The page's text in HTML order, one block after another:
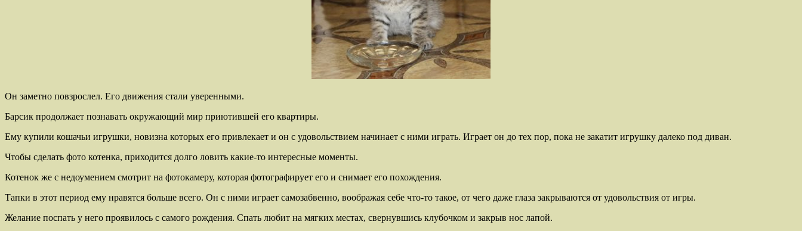
Он заметно повзрослел. Его движения стали уверенными.
Барсик продолжает познавать окружающий мир приютившей его квартиры.
Ему купили кошачьи игрушки, новизна которых его привлекает и он с удовольствием начинает с ними играть. Играет он до тех пор, пока не закатит игрушку далеко под диван.
Чтобы сделать фото котенка, приходится долго ловить какие-то интересные моменты.
Котенок же с недоумением смотрит на фотокамеру, которая фотографирует его и снимает его похождения.
Тапки в этот период ему нравятся больше всего. Он с ними играет самозабвенно, воображая себе что-то такое, от чего даже глаза закрываются от удовольствия от игры.
Желание поспать у него проявилось с самого рождения. Спать любит на мягких местах, свернувшись клубочком и закрыв нос лапой.